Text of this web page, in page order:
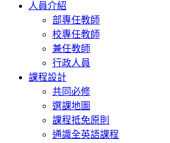
人員介紹
部專任教師
校專任教師
兼任教師
行政人員
課程設計
共同必修
選課地圖
課程抵免原則
通識全英語課程